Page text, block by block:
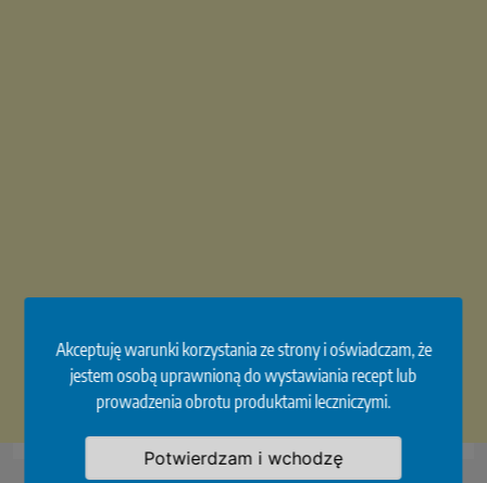
Akceptuję warunki korzystania ze strony i oświadczam, że
jestem osobą uprawnioną do wystawiania recept lub
prowadzenia obrotu produktami leczniczymi.
Potwierdzam i wchodzę